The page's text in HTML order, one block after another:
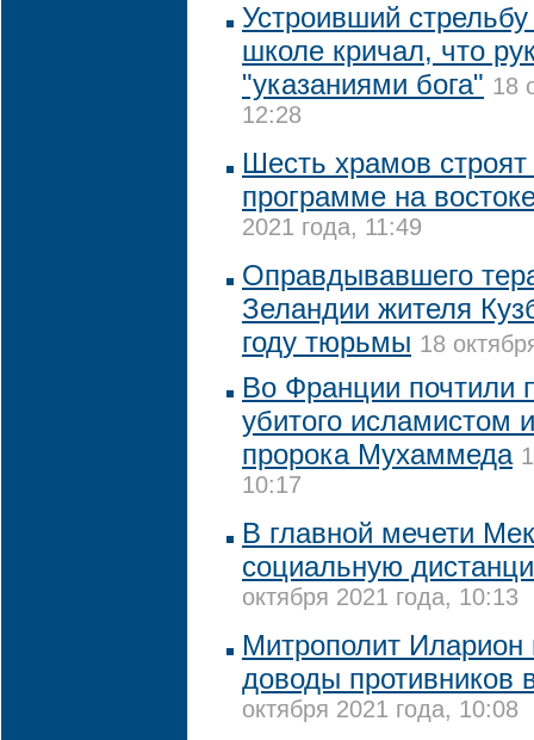
Устроивший
школе кричал, что
"указаниями бога" 18
12:28
Шесть храмов строят
программе на
2021 года, 11:49
Оправдывавшего
Зеландии жителя
году тюрьмы 18
Во Франции почтили
убитого исламистом
пророка Мухаммеда
10:17
В главной мечети
социальную
октября 2021 года, 10:13
Митрополит
доводы противников
октября 2021 года, 10:08